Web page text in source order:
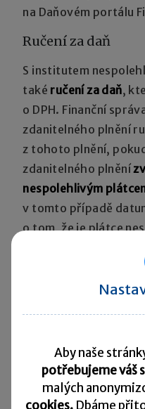
na Daňovém portálu
Ručení za daň
S institutem
také ručení za daň,
o DPH. Finanční
zdanitelného plnění
z tohoto plnění,
zdanitelného plnění
nespolehlivým
v tomto případě
o tom, že je plátce
Pokud se chce plátce
plátce vyvarovat,
Případů, kdy plátce
Uveďme alespoň
například v
Aby naše
potřebujeme váš
malých
cookies. Dbáme